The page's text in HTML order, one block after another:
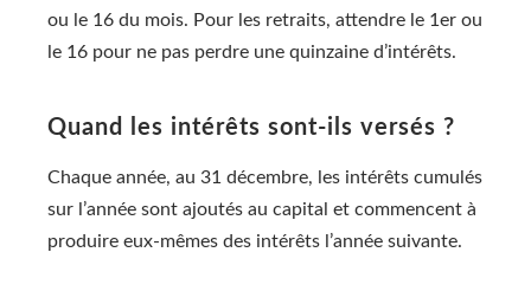
ou le 16 du mois. Pour les retraits, attendre le 1er ou
le 16 pour ne pas perdre une quinzaine d’intérêts.
Quand les intérêts sont-ils versés ?
Chaque année, au 31 décembre, les intérêts cumulés
sur l’année sont ajoutés au capital et commencent à
produire eux-mêmes des intérêts l’année suivante.